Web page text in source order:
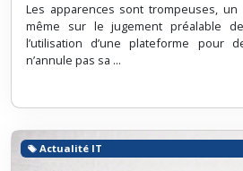
Les apparences sont trompeuses, un
même sur le jugement préalable
l’utilisation d’une plateforme pour
n’annule pas sa ...
Actualité IT